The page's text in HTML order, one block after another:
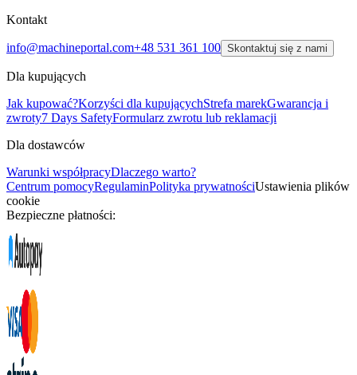
Kontakt
info@machineportal.com+48 531 361 100 Skontaktuj się z nami
Dla kupujących
Jak kupować?Korzyści dla kupującychStrefa marekGwarancja i
zwroty7 Days SafetyFormularz zwrotu lub reklamacji
Dla dostawców
Warunki współpracyDlaczego warto?
Centrum pomocyRegulaminPolityka prywatnościUstawienia plików
cookie
Bezpieczne płatności: